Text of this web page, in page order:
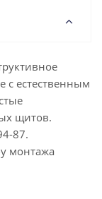
с естественным
щитов.
87.
монтажа